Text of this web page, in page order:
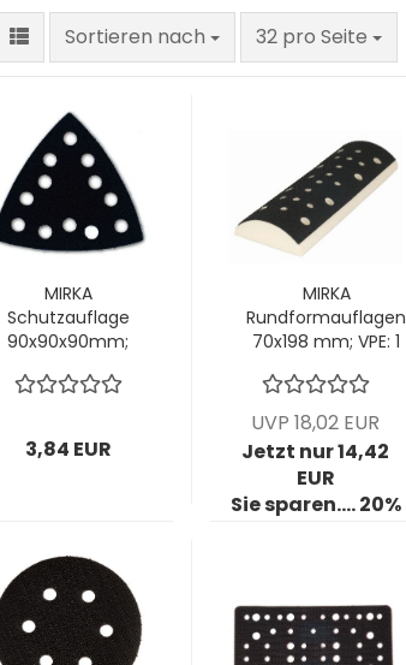
Sortieren nach
Sortieren nach 32 pro Seite
pro Seite
MIRKA
Schutzauflage
90x90x90mm;
Stck/Pck
3,84 EUR
MIRKA
Rundformauflagen
70x198 mm; VPE: 1
UVP 18,02 EUR
Jetzt nur 14,42
EUR
Sie sparen.... 20%